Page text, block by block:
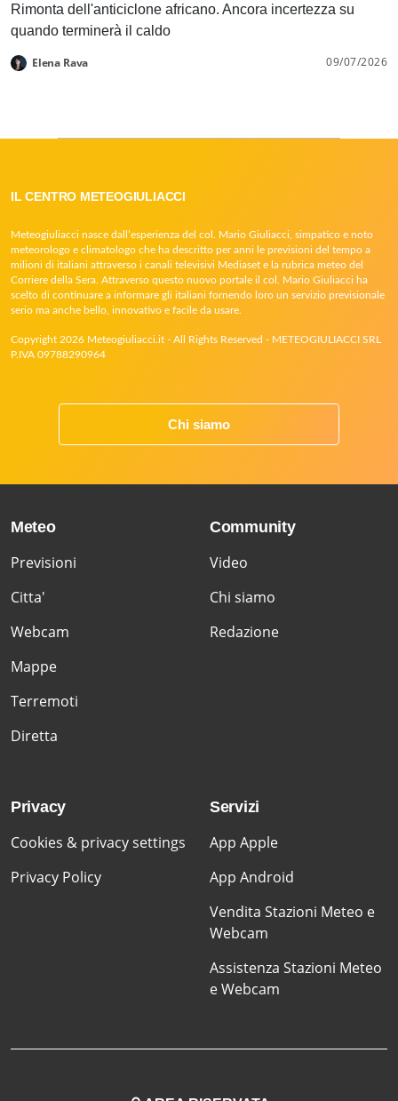
Rimonta dell'anticiclone africano. Ancora incertezza su
quando terminerà il caldo
Elena Rava 09/07/2026
IL CENTRO METEOGIULIACCI
Meteogiuliacci nasce dall’esperienza del col. Mario Giuliacci, simpatico e noto
meteorologo e climatologo che ha descritto per anni le previsioni del tempo a
milioni di italiani attraverso i canali televisivi Mediaset e la rubrica meteo del
Corriere della Sera. Attraverso questo nuovo portale il col. Mario Giuliacci ha
scelto di continuare a informare gli italiani fornendo loro un servizio previsionale
serio ma anche bello, innovativo e facile da usare.
Copyright 2026 Meteogiuliacci.it - All Rights Reserved - METEOGIULIACCI SRL
P.IVA 09788290964
Chi siamo
Meteo
Previsioni
Citta'
Webcam
Mappe
Terremoti
Diretta
Community
Video
Chi siamo
Redazione
Privacy
Cookies & privacy settings
Privacy Policy
Servizi
App Apple
App Android
Vendita Stazioni Meteo e
Webcam
Assistenza Stazioni Meteo
e Webcam